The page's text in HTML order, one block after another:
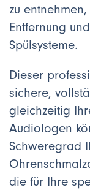
zu
Entfernung
Spülsysteme.
Dieser
sichere,
gleichzeitig
Audiologen
Schweregrad
die für Ihre